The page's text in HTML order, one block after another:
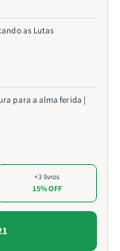
as Lutas
para a alma ferida |
+3 livros
15% OFF